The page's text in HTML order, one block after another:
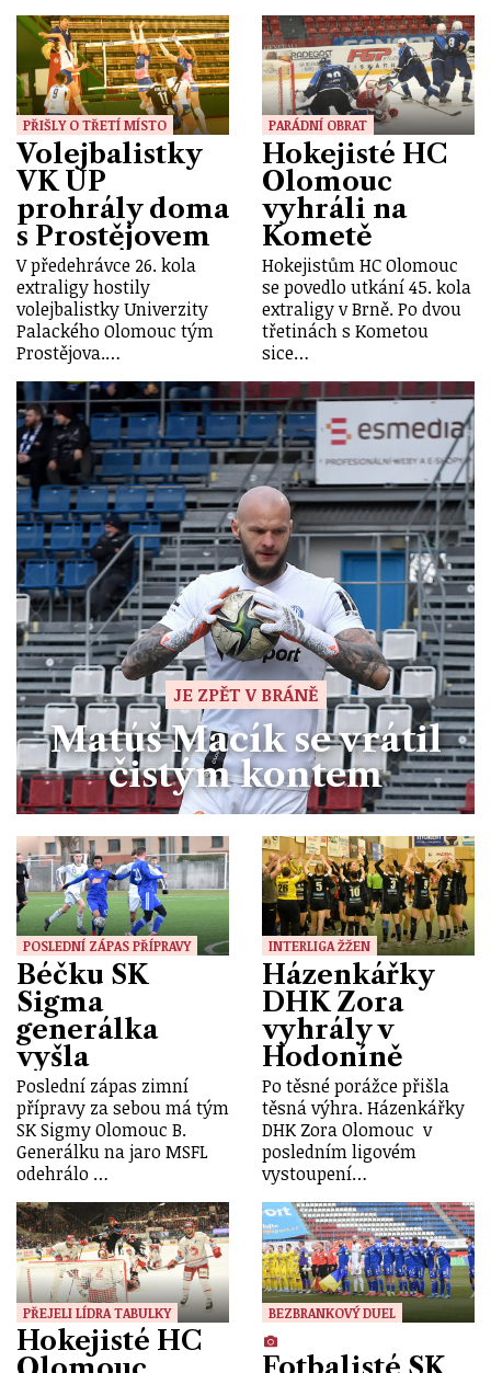
PŘIŠLY O TŘETÍ MÍSTO
Volejbalistky
VK UP
prohrály doma
s Prostějovem
V předehrávce 26. kola
extraligy hostily
volejbalistky Univerzity
Palackého Olomouc tým
Prostějova.…
PARÁDNÍ OBRAT
Hokejisté HC
Olomouc
vyhráli na
Kometě
Hokejistům HC Olomouc
se povedlo utkání 45. kola
extraligy v Brně. Po dvou
třetinách s Kometou
sice…
JE ZPĚT V BRÁNĚ
Matúš Macík se vrátil
čistým kontem
POSLEDNÍ ZÁPAS PŘÍPRAVY
Béčku SK
Sigma
generálka
vyšla
Poslední zápas zimní
přípravy za sebou má tým
SK Sigmy Olomouc B.
Generálku na jaro MSFL
odehrálo …
INTERLIGA ŽŽEN
Házenkářky
DHK Zora
vyhrály v
Hodoníně
Po těsné porážce přišla
těsná výhra. Házenkářky
DHK Zora Olomouc v
posledním ligovém
vystoupení…
PŘEJELI LÍDRA TABULKY
Hokejisté HC
BEZBRANKOVÝ DUEL